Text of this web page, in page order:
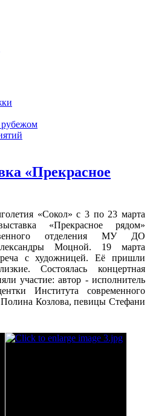
рубежом
«Прекрасное
«Сокол» с 3 по 23 марта
«Прекрасное рядом»
отделения МУ ДО
Моцной. 19 марта
с художницей. Её пришли
Состоялась концертная
участие: автор - исполнитель
Института современного
Козлова, певицы Стефани